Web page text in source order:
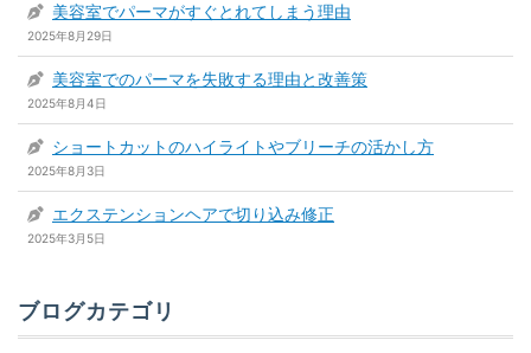
美容室でパーマがすぐとれてしまう理由
2025年8月29日
美容室でのパーマを失敗する理由と改善策
2025年8月4日
ショートカットのハイライトやブリーチの活かし方
2025年8月3日
エクステンションヘアで切り込み修正
2025年3月5日
ブログカテゴリ